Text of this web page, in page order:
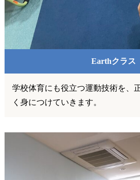
Earthクラス
学校体育にも役立つ運動技術を、
く身につけていきます。